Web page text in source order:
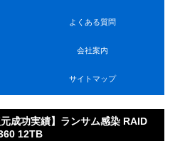
よくある質問
会社案内
サイトマップ
元成功実績】ランサム感染 RAID
12TB